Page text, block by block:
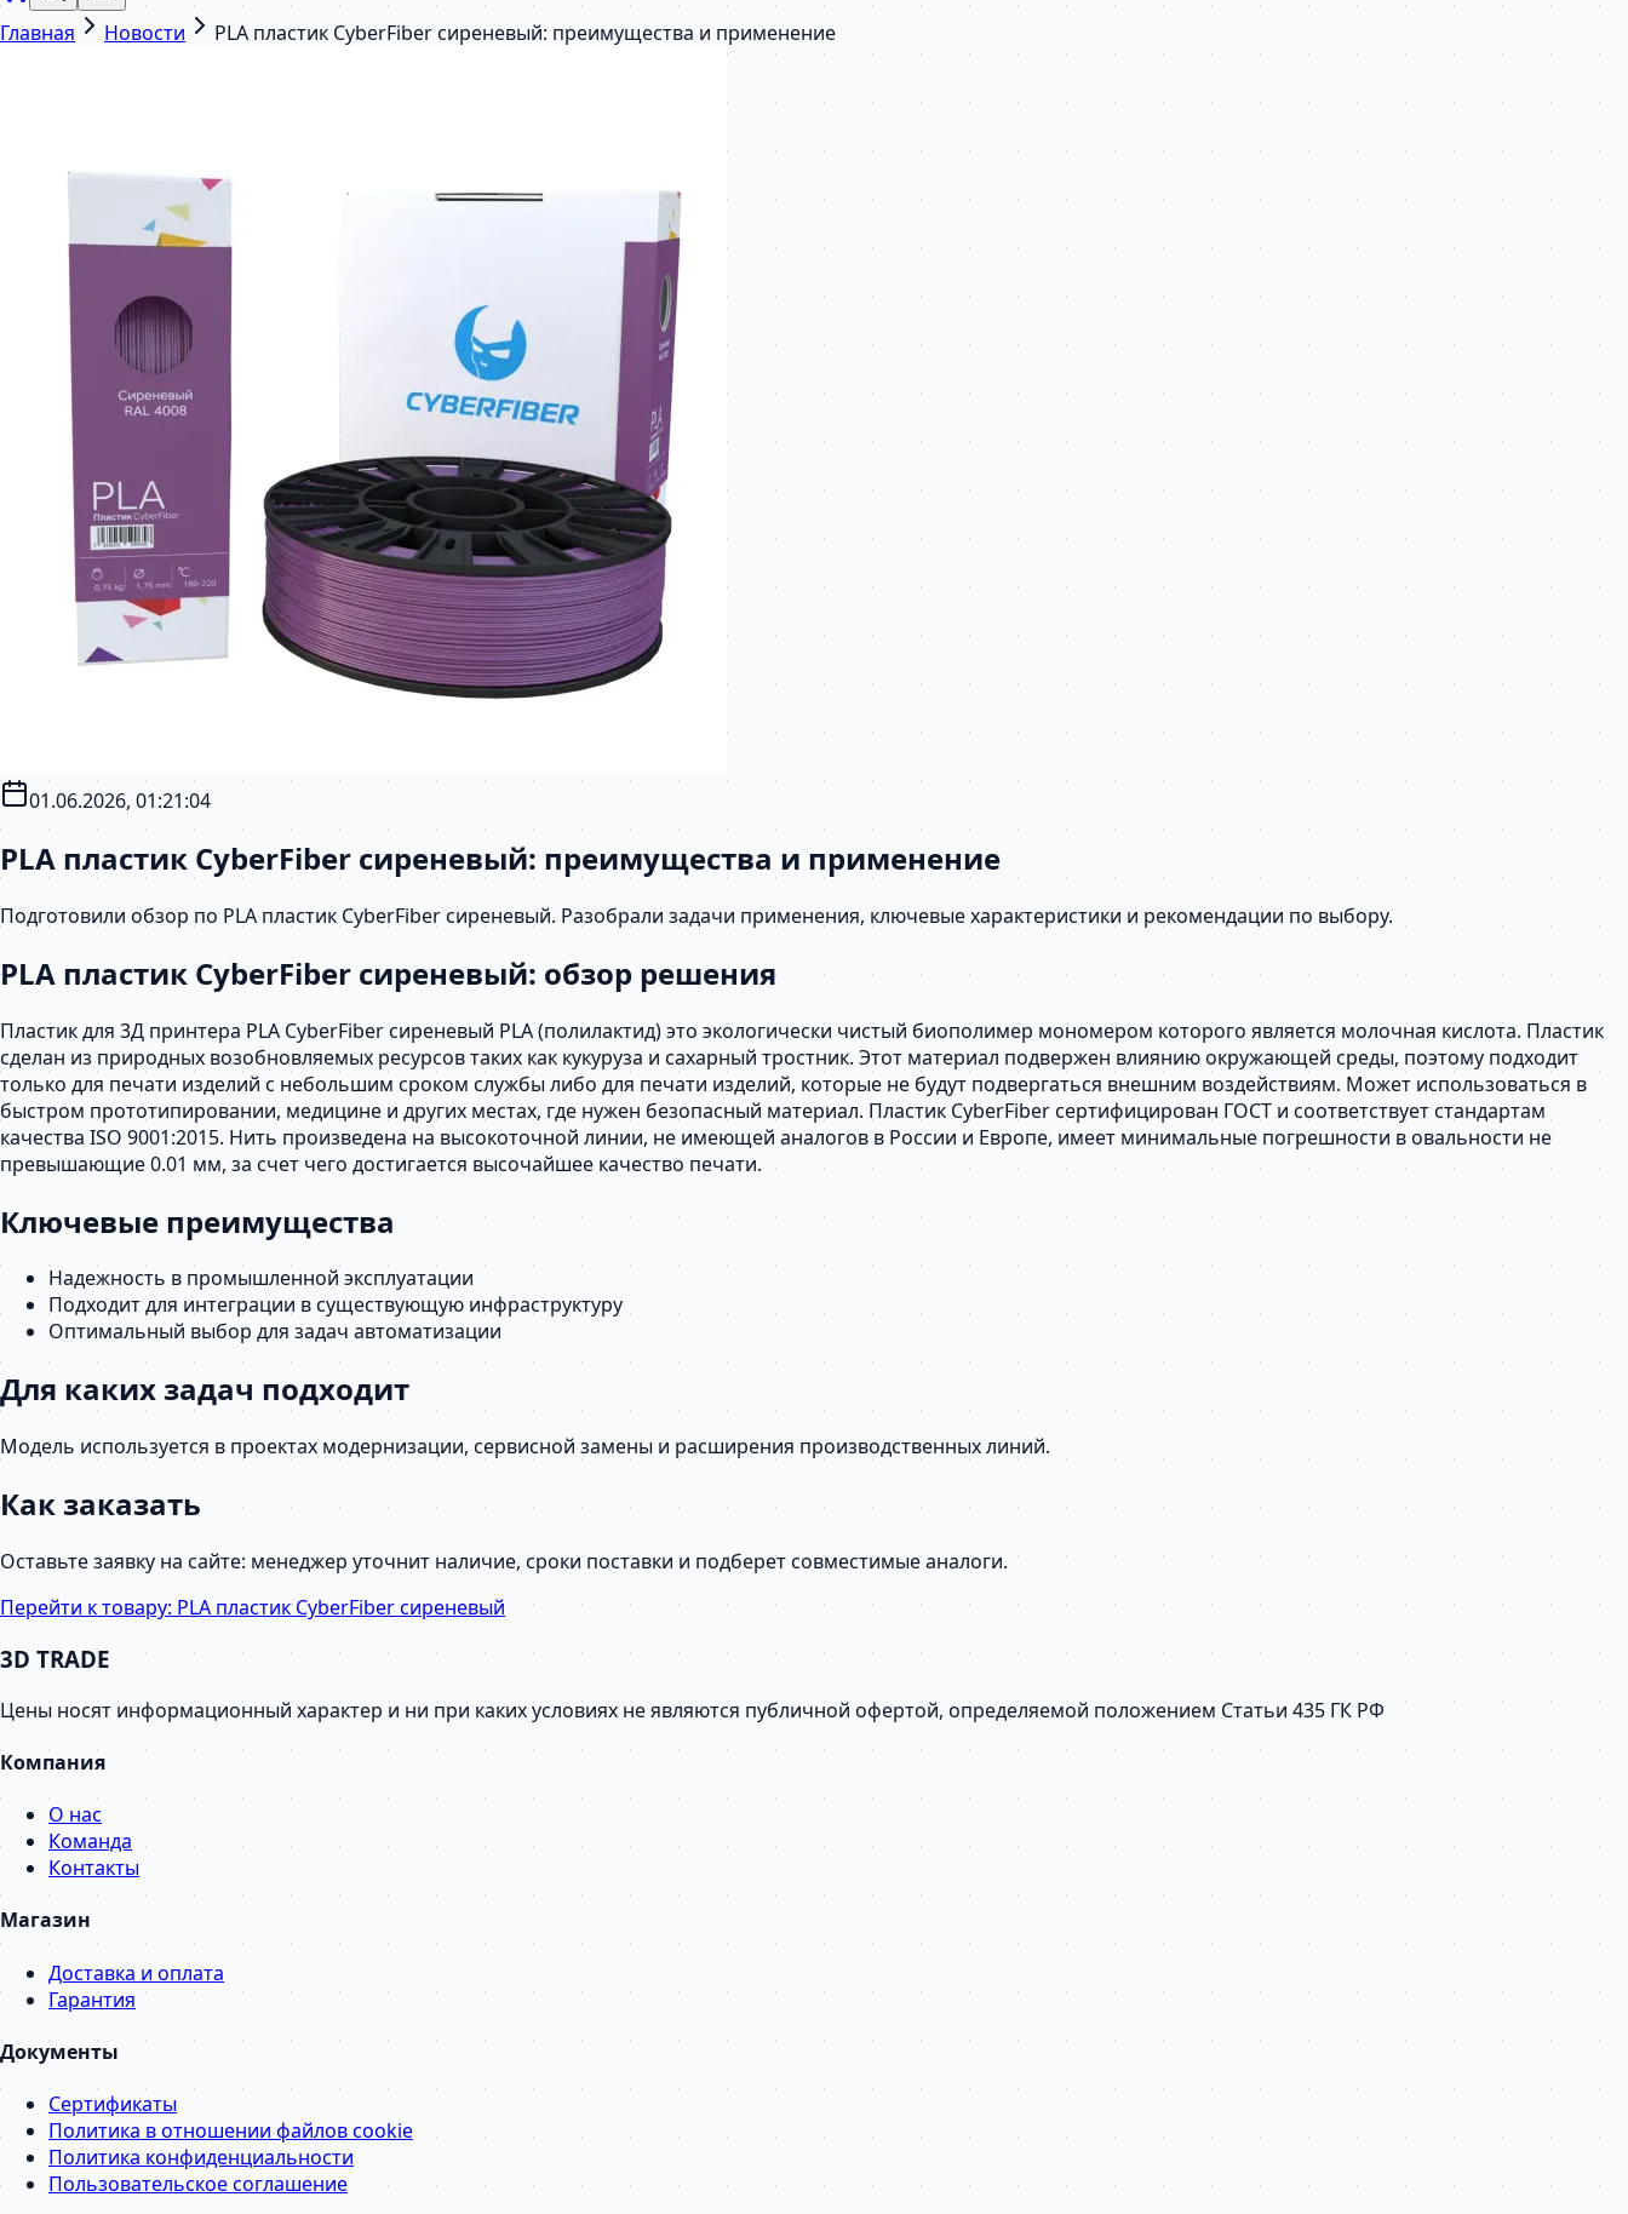
Главная Новости PLA пластик CyberFiber сиреневый: преимущества и применение
01.06.2026, 01:21:04
PLA пластик CyberFiber сиреневый: преимущества и применение
Подготовили обзор по PLA пластик CyberFiber сиреневый. Разобрали задачи применения, ключевые характеристики и рекомендации по выбору.
PLA пластик CyberFiber сиреневый: обзор решения
Пластик для 3Д принтера PLA CyberFiber сиреневый PLA (полилактид) это экологически чистый биополимер мономером которого является молочная кислота. Пластик
сделан из природных возобновляемых ресурсов таких как кукуруза и сахарный тростник. Этот материал подвержен влиянию окружающей среды, поэтому подходит
только для печати изделий с небольшим сроком службы либо для печати изделий, которые не будут подвергаться внешним воздействиям. Может использоваться в
быстром прототипировании, медицине и других местах, где нужен безопасный материал. Пластик CyberFiber сертифицирован ГОСТ и соответствует стандартам
качества ISO 9001:2015. Нить произведена на высокоточной линии, не имеющей аналогов в России и Европе, имеет минимальные погрешности в овальности не
превышающие 0.01 мм, за счет чего достигается высочайшее качество печати.
Ключевые преимущества
Надежность в промышленной эксплуатации
Подходит для интеграции в существующую инфраструктуру
Оптимальный выбор для задач автоматизации
Для каких задач подходит
Модель используется в проектах модернизации, сервисной замены и расширения производственных линий.
Как заказать
Оставьте заявку на сайте: менеджер уточнит наличие, сроки поставки и подберет совместимые аналоги.
Перейти к товару: PLA пластик CyberFiber сиреневый
3D TRADE
Цены носят информационный характер и ни при каких условиях не являются публичной офертой, определяемой положением Статьи 435 ГК РФ
Компания
О нас
Команда
Контакты
Магазин
Доставка и оплата
Гарантия
Документы
Сертификаты
Политика в отношении файлов cookie
Политика конфиденциальности
Пользовательское соглашение